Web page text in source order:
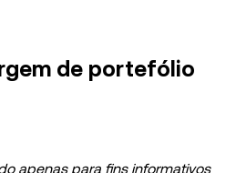
de portefólio
apenas para fins informativos